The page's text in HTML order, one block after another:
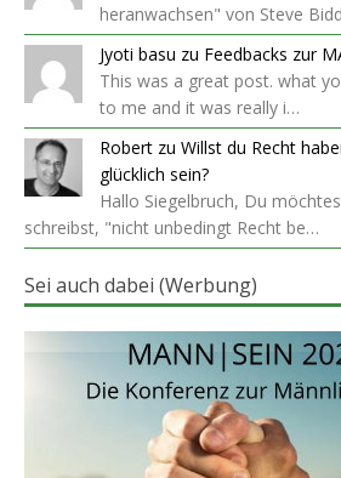
heranwachsen" von Steve
Jyoti basu zu Feedbacks zur
This was a great post. what
to me and it was really i…
Robert zu Willst du Recht
glücklich sein?
Hallo Siegelbruch, Du
schreibst, "nicht unbedingt Recht be…
Sei auch dabei (Werbung)